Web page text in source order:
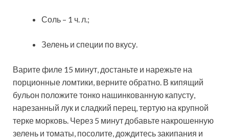
Соль – 1 ч. л.;
Зелень и специи по вкусу.
Варите филе 15 минут, достаньте и нарежьте на
порционные ломтики, верните обратно. В кипящий
бульон положите тонко нашинкованную капусту,
нарезанный лук и сладкий перец, тертую на крупной
терке морковь. Через 5 минут добавьте накрошенную
зелень и томаты, посолите, дождитесь закипания и